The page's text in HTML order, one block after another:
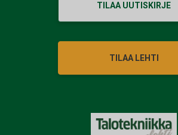
TILAA UUTISKIRJE
TILAA LEHTI